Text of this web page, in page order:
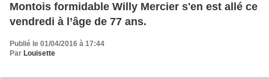
Montois formidable Willy Mercier s'en est allé ce
vendredi à l’âge de 77 ans.
Publié le 01/04/2016 à 17:44
Par Louisette